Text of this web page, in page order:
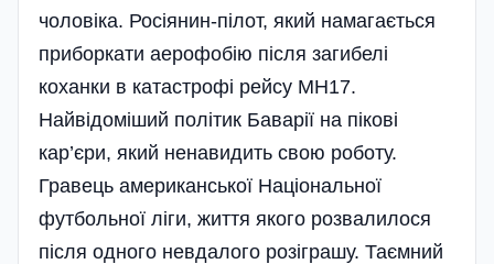
чоловіка. Росіянин-пілот, який намагається
приборкати аерофобію після загибелі
коханки в катастрофі рейсу MH17.
Найвідоміший політик Баварії на пікові
кар’єри, який ненавидить свою роботу.
Гравець американської Національної
футбольної ліги, життя якого розвалилося
після одного невдалого розіграшу. Таємний